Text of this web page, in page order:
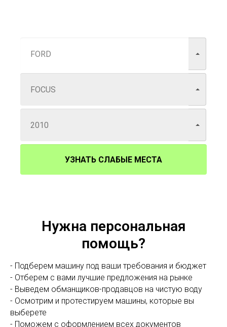
УЗНАТЬ СЛАБЫЕ МЕСТА
Нужна персональная
помощь?
- Подберем машину под ваши требования и бюджет
- Отберем с вами лучшие предложения на рынке
- Выведем обманщиков-продавцов на чистую воду
- Осмотрим и протестируем машины, которые вы
выберете
- Поможем с оформлением всех документов